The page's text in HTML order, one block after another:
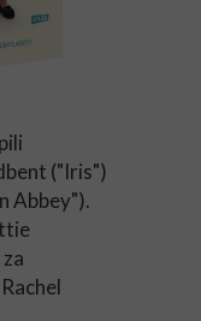
("Iris")
Abbey").